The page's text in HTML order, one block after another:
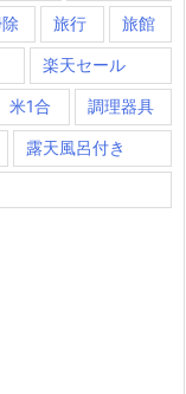
旅行 旅館
楽天セール
米1合 調理器具
露天風呂付き